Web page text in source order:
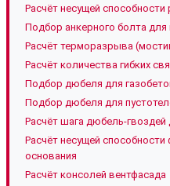
Расчёт несущей
Подбор анкерного болта
Расчёт терморазрыва
Расчёт количества гибких
Подбор дюбеля для
Подбор дюбеля для
Расчёт шага дюбель-гвоздей
Расчёт несущей
основания
Расчёт консолей вентфасада